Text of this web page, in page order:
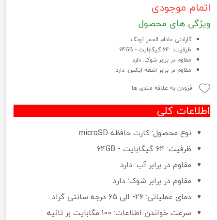
اتمام موجودی
ویژگی های محصول
گارانتی مادام العمر آونگ
ظرفیت: :64 گیگابایت - 64GB
مقاوم در برابر شوک: دارد
مقاوم در برابر اشعه ایکس: دارد
افزودن به علاقه مندی ها
اطلاعات کلی
نوع محصول: کارت حافظه microSD
ظرفیت: 64 گیگابایت - 64GB
مقاوم در برابر آب: دارد
مقاوم در برابر شوک: دارد
دمای عملیاتی: 26- الی 65 درجه سانتی گراد
سرعت خواندن اطلاعات: 100 مگابایت بر ثانیه